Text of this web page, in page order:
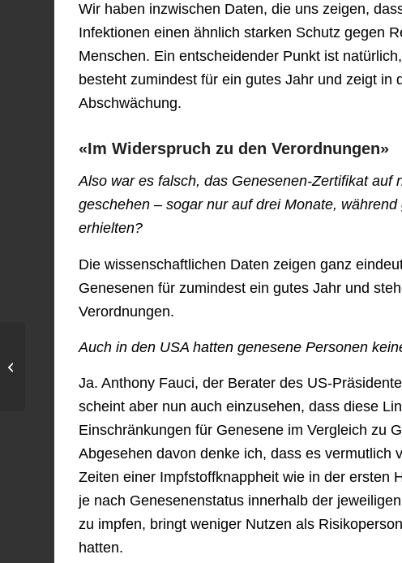
Wir haben inzwischen Daten, die uns zeigen,
Infektionen einen ähnlich starken Schutz gegen
Menschen. Ein entscheidender Punkt ist
besteht zumindest für ein gutes Jahr und zeigt
Abschwächung.
«Im Widerspruch zu den Verordnungen»
Also war es falsch, das Genesenen-Zertifikat
geschehen – sogar nur auf drei Monate,
erhielten?
Die wissenschaftlichen Daten zeigen ganz
Genesenen für zumindest ein gutes Jahr und
Verordnungen.
Auch in den USA hatten genesene Personen
Ja. Anthony Fauci, der Berater des US-
scheint aber nun auch einzusehen, dass diese
Einschränkungen für Genesene im Vergleich zu
Abgesehen davon denke ich, dass es vermutlich
Zeiten einer Impfstoffknappheit wie in der ersten
je nach Genesenenstatus innerhalb der
zu impfen, bringt weniger Nutzen als
hatten.
«Bidens Eskalation mit
entsetzliches Konzept»